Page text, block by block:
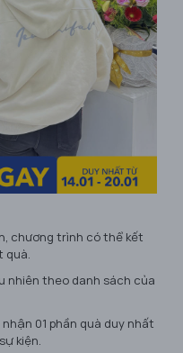
chương trình có thể kết
nhiên theo danh sách của
01 phần quà duy nhất
kiện.